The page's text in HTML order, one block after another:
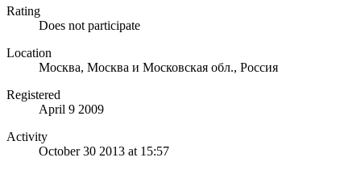
Rating
Does not participate
Location
Москва, Москва и Московская обл., Россия
Registered
April 9 2009
Activity
October 30 2013 at 15:57